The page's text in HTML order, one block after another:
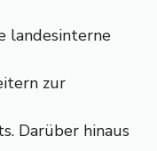
landesinterne
zur
Darüber hinaus